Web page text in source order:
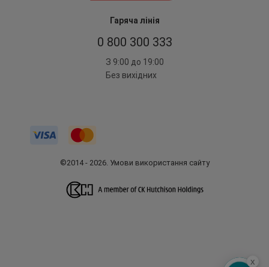
Гаряча лінія
0 800 300 333
З 9:00 до 19:00
Без вихідних
©2014 - 2026. Умови використання сайту
x